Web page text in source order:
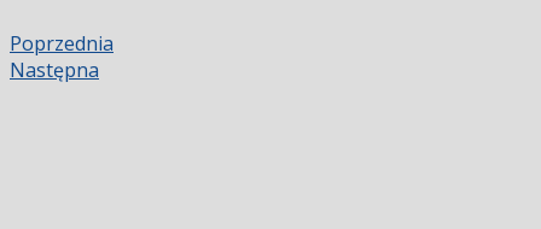
Poprzednia
Następna